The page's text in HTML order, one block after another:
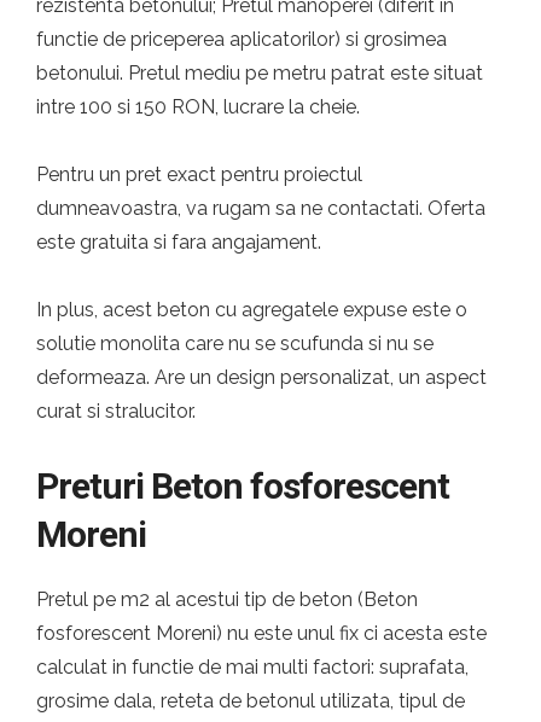
rezistenta betonului; Pretul manoperei (diferit in
functie de priceperea aplicatorilor) si grosimea
betonului. Pretul mediu pe metru patrat este situat
intre 100 si 150 RON, lucrare la cheie.
Pentru un pret exact pentru proiectul
dumneavoastra, va rugam sa ne contactati. Oferta
este gratuita si fara angajament.
In plus, acest beton cu agregatele expuse este o
solutie monolita care nu se scufunda si nu se
deformeaza. Are un design personalizat, un aspect
curat si stralucitor.
Preturi Beton fosforescent
Moreni
Pretul pe m2 al acestui tip de beton (Beton
fosforescent Moreni) nu este unul fix ci acesta este
calculat in functie de mai multi factori: suprafata,
grosime dala, reteta de betonul utilizata, tipul de